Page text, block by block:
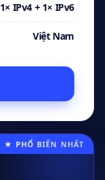
1× IPv4 + 1× IPv6
Việt Nam
★ PHỔ BIẾN NHẤT